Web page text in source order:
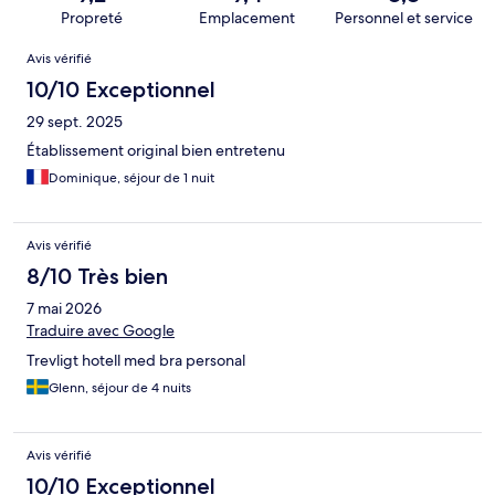
Propreté Emplacement Personnel et service
Avis
Avis vérifié
10/10 Exceptionnel
29 sept. 2025
Établissement original bien entretenu
Dominique, séjour de 1 nuit
Avis vérifié
8/10 Très bien
7 mai 2026
Traduire avec Google
Trevligt hotell med bra personal
Glenn, séjour de 4 nuits
Avis vérifié
10/10 Exceptionnel